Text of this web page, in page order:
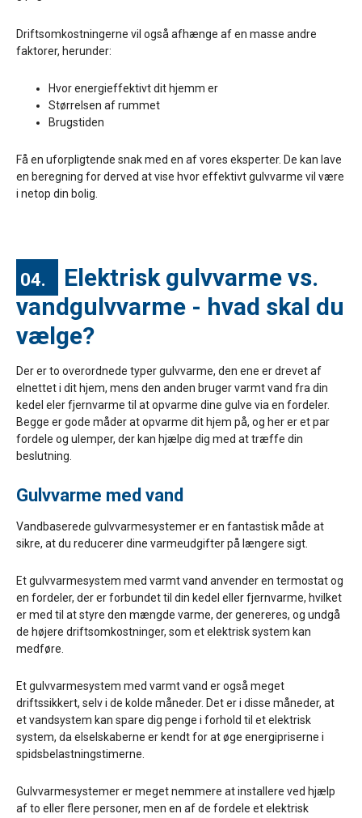
Driftsomkostningerne vil også afhænge af en masse andre
faktorer, herunder:
Hvor energieffektivt dit hjemm er
Størrelsen af rummet
Brugstiden
Få en uforpligtende snak med en af vores eksperter. De kan lave
en beregning for derved at vise hvor effektivt gulvvarme vil være
i netop din bolig.
04.
Elektrisk gulvvarme vs.
vandgulvvarme - hvad skal du
vælge?
Der er to overordnede typer gulvvarme, den ene er drevet af
elnettet i dit hjem, mens den anden bruger varmt vand fra din
kedel eler fjernvarme til at opvarme dine gulve via en fordeler.
Begge er gode måder at opvarme dit hjem på, og her er et par
fordele og ulemper, der kan hjælpe dig med at træffe din
beslutning.
Gulvvarme med vand
Vandbaserede gulvvarmesystemer er en fantastisk måde at
sikre, at du reducerer dine varmeudgifter på længere sigt.
Et gulvvarmesystem med varmt vand anvender en termostat og
en fordeler, der er forbundet til din kedel eller fjernvarme, hvilket
er med til at styre den mængde varme, der genereres, og undgå
de højere driftsomkostninger, som et elektrisk system kan
medføre.
Et gulvvarmesystem med varmt vand er også meget
driftssikkert, selv i de kolde måneder. Det er i disse måneder, at
et vandsystem kan spare dig penge i forhold til et elektrisk
system, da elselskaberne er kendt for at øge energipriserne i
spidsbelastningstimerne.
Gulvvarmesystemer er meget nemmere at installere ved hjælp
af to eller flere personer, men en af de fordele et elektrisk